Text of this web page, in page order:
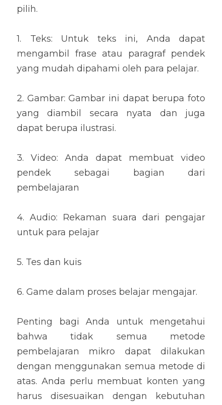
pilih.
1. Teks: Untuk teks ini, Anda dapat
mengambil frase atau paragraf pendek
yang mudah dipahami oleh para pelajar.
2. Gambar: Gambar ini dapat berupa foto
yang diambil secara nyata dan juga
dapat berupa ilustrasi.
3. Video: Anda dapat membuat video
pendek sebagai bagian dari
pembelajaran
4. Audio: Rekaman suara dari pengajar
untuk para pelajar
5. Tes dan kuis
6. Game dalam proses belajar mengajar.
Penting bagi Anda untuk mengetahui
bahwa tidak semua metode
pembelajaran mikro dapat dilakukan
dengan menggunakan semua metode di
atas. Anda perlu membuat konten yang
harus disesuaikan dengan kebutuhan